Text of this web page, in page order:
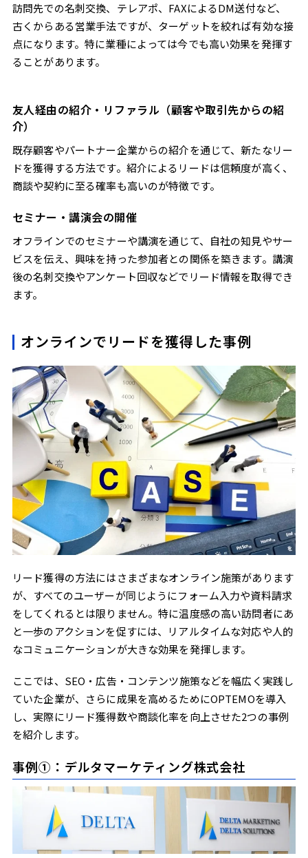
訪問先での名刺交換、テレアポ、FAXによるDM送付など、
古くからある営業手法ですが、ターゲットを絞れば有効な接
点になります。特に業種によっては今でも高い効果を発揮す
ることがあります。
友人経由の紹介・リファラル（顧客や取引先からの紹
介）
既存顧客やパートナー企業からの紹介を通じて、新たなリー
ドを獲得する方法です。紹介によるリードは信頼度が高く、
商談や契約に至る確率も高いのが特徴です。
セミナー・講演会の開催
オフラインでのセミナーや講演を通じて、自社の知見やサー
ビスを伝え、興味を持った参加者との関係を築きます。講演
後の名刺交換やアンケート回収などでリード情報を取得でき
ます。
オンラインでリードを獲得した事例
リード獲得の方法にはさまざまなオンライン施策があります
が、すべてのユーザーが同じようにフォーム入力や資料請求
をしてくれるとは限りません。特に温度感の高い訪問者にあ
と一歩のアクションを促すには、リアルタイムな対応や人的
なコミュニケーションが大きな効果を発揮します。
ここでは、SEO・広告・コンテンツ施策などを幅広く実践し
ていた企業が、さらに成果を高めるためにOPTEMOを導入
し、実際にリード獲得数や商談化率を向上させた2つの事例
を紹介します。
事例①：デルタマーケティング株式会社